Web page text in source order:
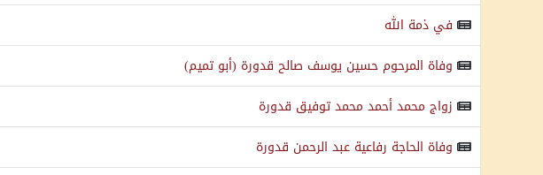
في ذمة الله
وفاة المرحوم حسين يوسف صالح قدورة (أبو تميم)
زواج محمد أحمد محمد توفيق قدورة
وفاة الحاجة رفاعية عبد الرحمن قدورة